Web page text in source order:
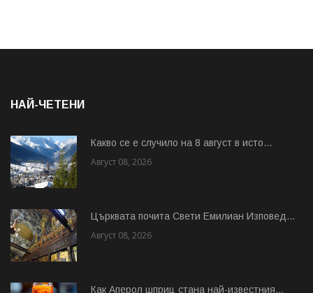
НАЙ-ЧЕТЕНИ
Какво се е случило на 8 август в исто...
Август 08, 2026
Църквата почита Свeти Емилиан Изповед...
Август 08, 2026
Как Аперол шприц стана най-известния...